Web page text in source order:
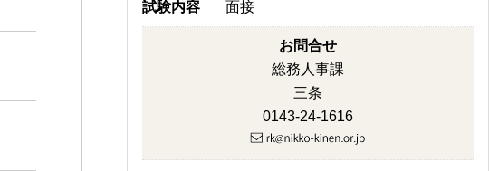
試験内容 面接
お問合せ
総務人事課
三条
0143-24-1616